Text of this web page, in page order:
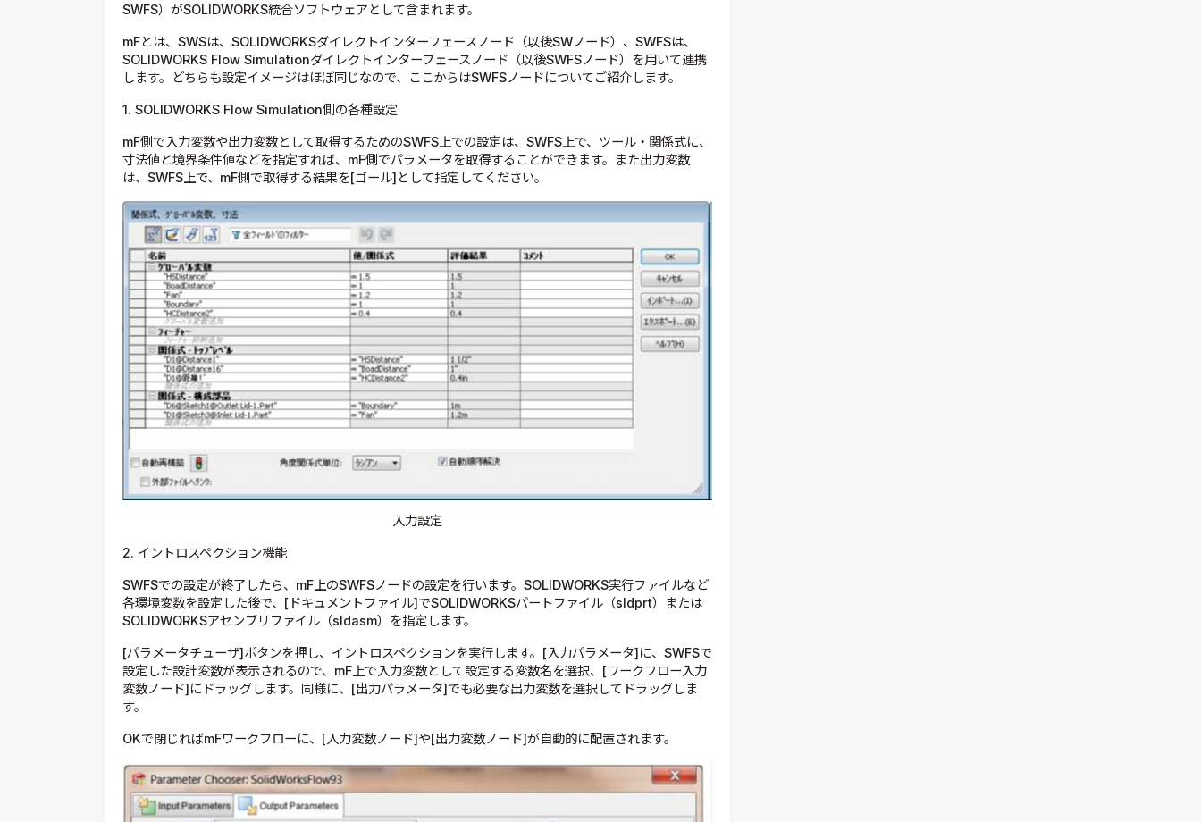
SWFS）がSOLIDWORKS統合ソフトウェアとして含まれます。
mFとは、SWSは、SOLIDWORKSダイレクトインターフェースノード（以後SWノード）、SWFSは、
SOLIDWORKS Flow Simulationダイレクトインターフェースノード（以後SWFSノード）を用いて連携
します。どちらも設定イメージはほぼ同じなので、ここからはSWFSノードについてご紹介します。
1. SOLIDWORKS Flow Simulation側の各種設定
mF側で入力変数や出力変数として取得するためのSWFS上での設定は、SWFS上で、ツール・関係式に、
寸法値と境界条件値などを指定すれば、mF側でパラメータを取得することができます。また出力変数
は、SWFS上で、mF側で取得する結果を[ゴール]として指定してください。
入力設定
2. イントロスペクション機能
SWFSでの設定が終了したら、mF上のSWFSノードの設定を行います。SOLIDWORKS実行ファイルなど
各環境変数を設定した後で、[ドキュメントファイル]でSOLIDWORKSパートファイル（sldprt）または
SOLIDWORKSアセンブリファイル（sldasm）を指定します。
[パラメータチューザ]ボタンを押し、イントロスペクションを実行します。[入力パラメータ]に、SWFSで
設定した設計変数が表示されるので、mF上で入力変数として設定する変数名を選択、[ワークフロー入力
変数ノード]にドラッグします。同様に、[出力パラメータ]でも必要な出力変数を選択してドラッグしま
す。
OKで閉じればmFワークフローに、[入力変数ノード]や[出力変数ノード]が自動的に配置されます。